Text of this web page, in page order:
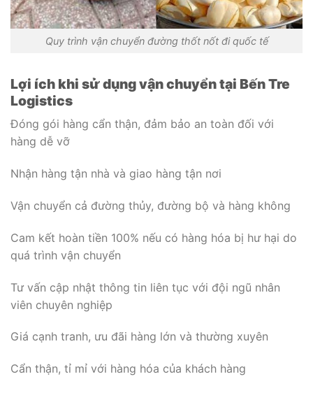
Quy trình vận chuyển đường thốt nốt đi quốc tế
Lợi ích khi sử dụng vận chuyển tại Bến Tre
Logistics
Đóng gói hàng cẩn thận, đảm bảo an toàn đối với
hàng dễ vỡ
Nhận hàng tận nhà và giao hàng tận nơi
Vận chuyển cả đường thủy, đường bộ và hàng không
Cam kết hoàn tiền 100% nếu có hàng hóa bị hư hại do
quá trình vận chuyển
Tư vấn cập nhật thông tin liên tục với đội ngũ nhân
viên chuyên nghiệp
Giá cạnh tranh, ưu đãi hàng lớn và thường xuyên
Cẩn thận, tỉ mỉ với hàng hóa của khách hàng